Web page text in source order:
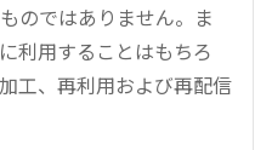
のではありません。ま
利用することはもちろ
工、再利用および再配信